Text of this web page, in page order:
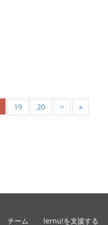
19 20 > »
チーム lernu!を支援する